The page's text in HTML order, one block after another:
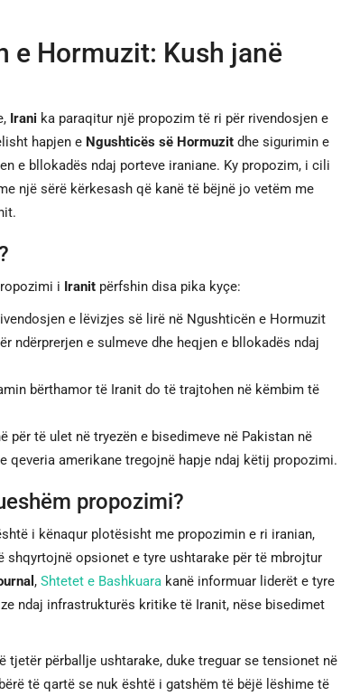
e Hormuzit: Kush janë
Irani ka paraqitur një propozim të ri për rivendosjen e
hapjen e Ngushticës së Hormuzit dhe sigurimin e
e bllokadës ndaj porteve iraniane. Ky propozim, i cili
një sërë kërkesash që kanë të bëjnë jo vetëm me
i Iranit përfshin disa pika kyçe:
e lëvizjes së lirë në Ngushticën e Hormuzit
ndërprerjen e sulmeve dhe heqjen e bllokadës ndaj
bërthamor të Iranit do të trajtohen në këmbim të
për të ulet në tryezën e bisedimeve në Pakistan në
qeveria amerikane tregojnë hapje ndaj këtij propozimi.
propozimi?
i kënaqur plotësisht me propozimin e ri iranian,
shqyrtojnë opsionet e tyre ushtarake për të mbrojtur
, Shtetet e Bashkuara kanë informuar liderët e tyre
ndaj infrastrukturës kritike të Iranit, nëse bisedimet
tjetër përballje ushtarake, duke treguar se tensionet në
të qartë se nuk është i gatshëm të bëjë lëshime të